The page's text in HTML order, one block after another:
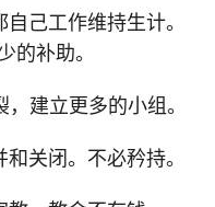
己工作维持生计。
的补助。
建立更多的小组。
关闭。不必矜持。